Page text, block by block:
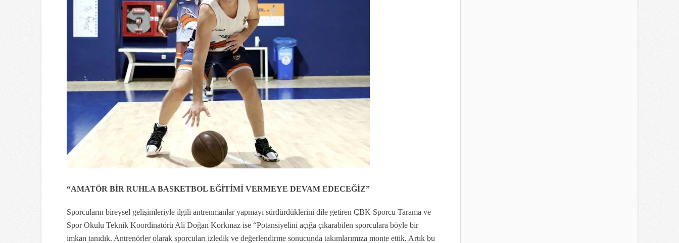
“AMATÖR BİR RUHLA BASKETBOL EĞİTİMİ VERMEYE DEVAM EDECEĞİZ”
Sporcuların bireysel gelişimleriyle ilgili antrenmanlar yapmayı sürdürdüklerini dile getiren ÇBK Sporcu Tarama ve
Spor Okulu Teknik Koordinatörü Ali Doğan Korkmaz ise “Potansiyelini açığa çıkarabilen sporculara böyle bir
imkan tanıdık. Antrenörler olarak sporcuları izledik ve değerlendirme sonucunda takımlarımıza monte ettik. Artık bu